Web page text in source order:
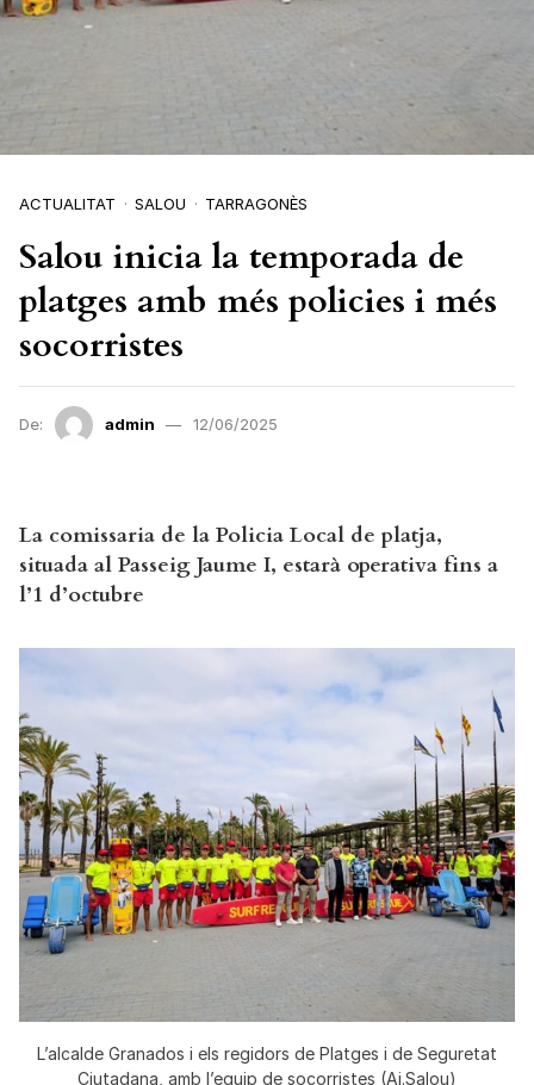
ACTUALITAT SALOU TARRAGONÈS
Salou inicia la temporada de
platges amb més policies i més
socorristes
De: admin 12/06/2025
La comissaria de la Policia Local de platja,
situada al Passeig Jaume I, estarà operativa fins a
l’1 d’octubre
L’alcalde Granados i els regidors de Platges i de Seguretat
Ciutadana, amb l’equip de socorristes (Aj.Salou)